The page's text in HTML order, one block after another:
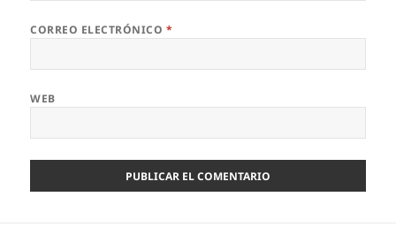
CORREO ELECTRÓNICO *
WEB